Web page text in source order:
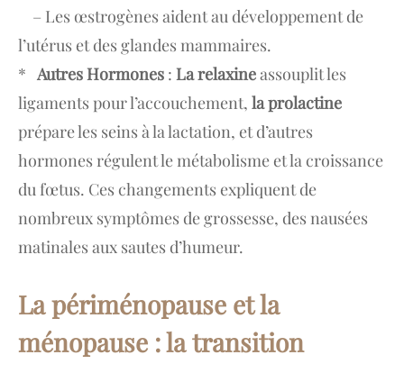
– Les œstrogènes aident au développement de
l’utérus et des glandes mammaires.
* Autres Hormones : La relaxineassouplit les
ligaments pour l’accouchement, la prolactine
prépare les seins à la lactation, et d’autres
hormones régulent le métabolisme et la croissance
du fœtus. Ces changements expliquent de
nombreux symptômes de grossesse, des nausées
matinales aux sautes d’humeur.
La périménopause et la
ménopause : la transition